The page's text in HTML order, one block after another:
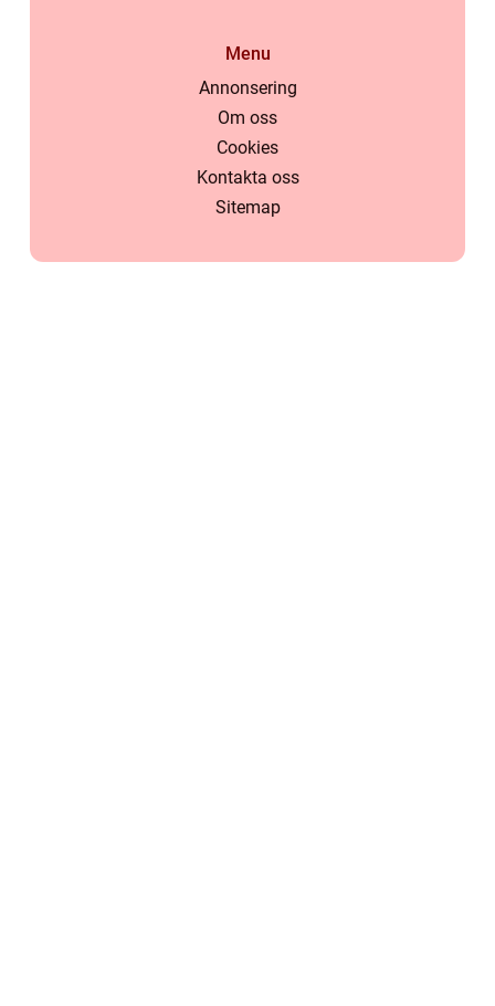
Menu
Annonsering
Om oss
Cookies
Kontakta oss
Sitemap